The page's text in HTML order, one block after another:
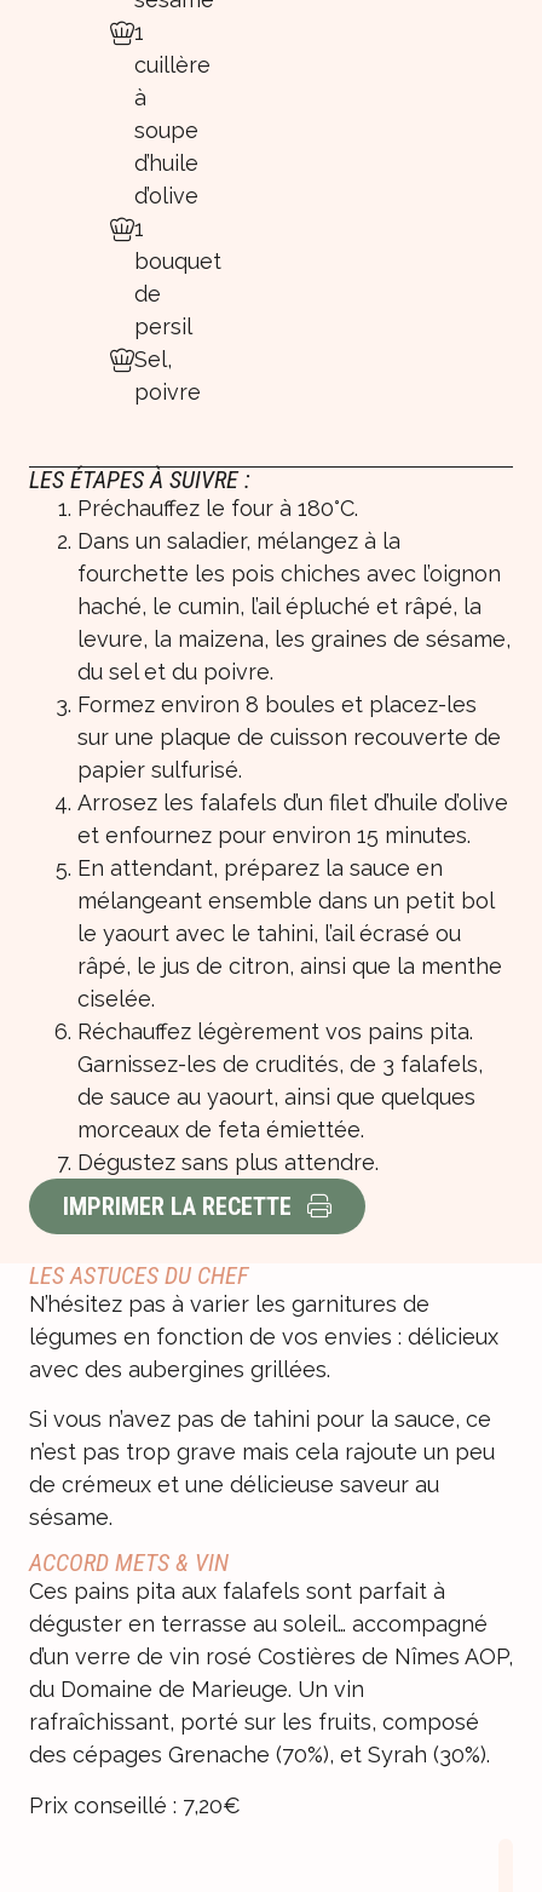
1
cuillère
à
soupe
d’huile
d’olive
1
bouquet
de
persil
Sel,
poivre
LES ÉTAPES À SUIVRE :
Préchauffez le four à 180°C.
Dans un saladier, mélangez à la
fourchette les pois chiches avec l’oignon
haché, le cumin, l’ail épluché et râpé, la
levure, la maizena, les graines de sésame,
du sel et du poivre.
Formez environ 8 boules et placez-les
sur une plaque de cuisson recouverte de
papier sulfurisé.
Arrosez les falafels d’un filet d’huile d’olive
et enfournez pour environ 15 minutes.
En attendant, préparez la sauce en
mélangeant ensemble dans un petit bol
le yaourt avec le tahini, l’ail écrasé ou
râpé, le jus de citron, ainsi que la menthe
ciselée.
Réchauffez légèrement vos pains pita.
Garnissez-les de crudités, de 3 falafels,
de sauce au yaourt, ainsi que quelques
morceaux de feta émiettée.
Dégustez sans plus attendre.
IMPRIMER LA RECETTE
LES ASTUCES DU CHEF
N’hésitez pas à varier les garnitures de
légumes en fonction de vos envies : délicieux
avec des aubergines grillées.
Si vous n’avez pas de tahini pour la sauce, ce
n’est pas trop grave mais cela rajoute un peu
de crémeux et une délicieuse saveur au
sésame.
ACCORD METS & VIN
Ces pains pita aux falafels sont parfait à
déguster en terrasse au soleil… accompagné
d’un verre de vin rosé Costières de Nîmes AOP,
du Domaine de Marieuge. Un vin
rafraîchissant, porté sur les fruits, composé
des cépages Grenache (70%), et Syrah (30%).
Prix conseillé : 7,20€